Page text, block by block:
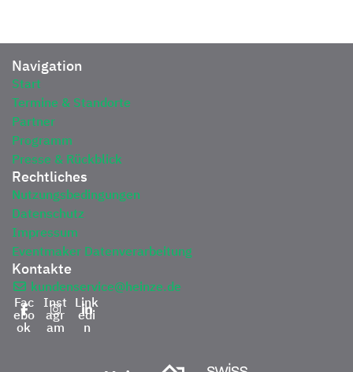
Navigation
Start
Termine & Standorte
Partner
Programm
Presse & Rückblick
Rechtliches
Nutzungsbedingungen
Datenschutz
Impressum
Eventmaker Datenverarbeitung
Kontakte
kundenservice@heinze.de
Fac
ebo
ok
Inst
agr
am
Link
edi
n